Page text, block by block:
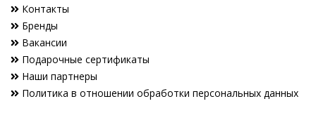
Контакты
Бренды
Вакансии
Подарочные сертификаты
Наши партнеры
Политика в отношении обработки персональных данных